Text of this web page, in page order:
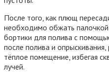
После того, как плющ
необходимо обжать палочкой
бортики для полива с
после полива и
тёплое помещение, избегая
лучей.